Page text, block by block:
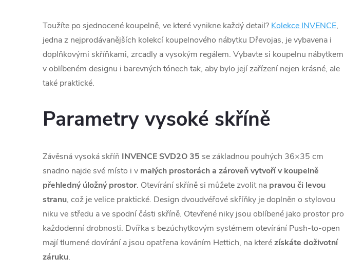
Toužíte po sjednocené koupelně, ve které vynikne každý detail? Kolekce INVENCE,
jedna z nejprodávanějších kolekcí koupelnového nábytku Dřevojas, je vybavena i
doplňkovými skříňkami, zrcadly a vysokým regálem. Vybavte si koupelnu nábytkem
v oblíbeném designu i barevných tónech tak, aby bylo její zařízení nejen krásné, ale
také praktické.
Parametry vysoké skříně
Závěsná vysoká skříň INVENCE SVD2O 35 se základnou pouhých 36×35 cm
snadno najde své místo i v malých prostorách a zároveň vytvoří v koupelně
přehledný úložný prostor. Otevírání skříně si můžete zvolit na pravou či levou
stranu, což je velice praktické. Design dvoudvéřové skříňky je doplněn o stylovou
niku ve středu a ve spodní části skříně. Otevřené niky jsou oblíbené jako prostor pro
každodenní drobnosti. Dvířka s bezúchytkovým systémem otevírání Push-to-open
mají tlumené dovírání a jsou opatřena kováním Hettich, na kterézískáte doživotní
záruku.